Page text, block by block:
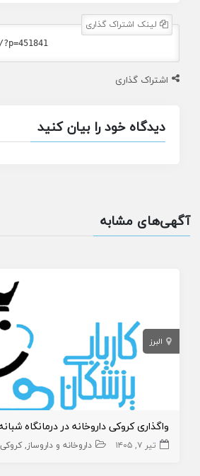
لینک اشتراک گذاری
اشتراک گذاری
دیدگاه خود را بیان کنید
آگهی‌های مشابه
البرز
واگذاری کروکی داروخانه در درمانگاه
تیر ۷, ۱۴۰۵ داروخانه و داروساز